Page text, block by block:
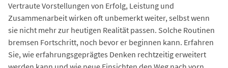
Vertraute Vorstellungen von Erfolg, Leistung und
Zusammenarbeit wirken oft unbemerkt weiter, selbst wenn
sie nicht mehr zur heutigen Realität passen. Solche Routinen
bremsen Fortschritt, noch bevor er beginnen kann. Erfahren
Sie, wie erfahrungsgeprägtes Denken rechtzeitig erweitert